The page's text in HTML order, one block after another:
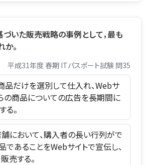
いた販売戦略の事例として，最も
。
平成31年度 春期 ITパスポート試験 問35
品だけを選別して仕入れ、Webサ
の商品についての広告を長期間に
る。
において、購入者の長い行列がで
であることをWebサイトで宣伝し、
売する。